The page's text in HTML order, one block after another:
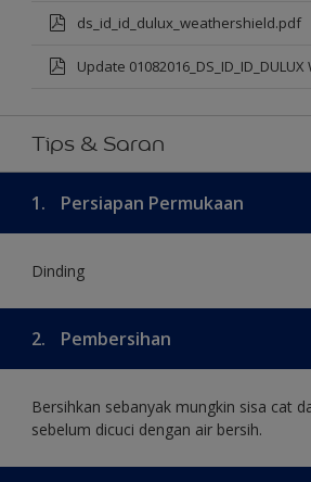
ds_id_id_dulux_weathershield.pdf
Tips & Saran
1. Persiapan Permukaan
Dinding
2. Pembersihan
Bersihkan sebanyak mungkin sisa cat
sebelum dicuci dengan air bersih.